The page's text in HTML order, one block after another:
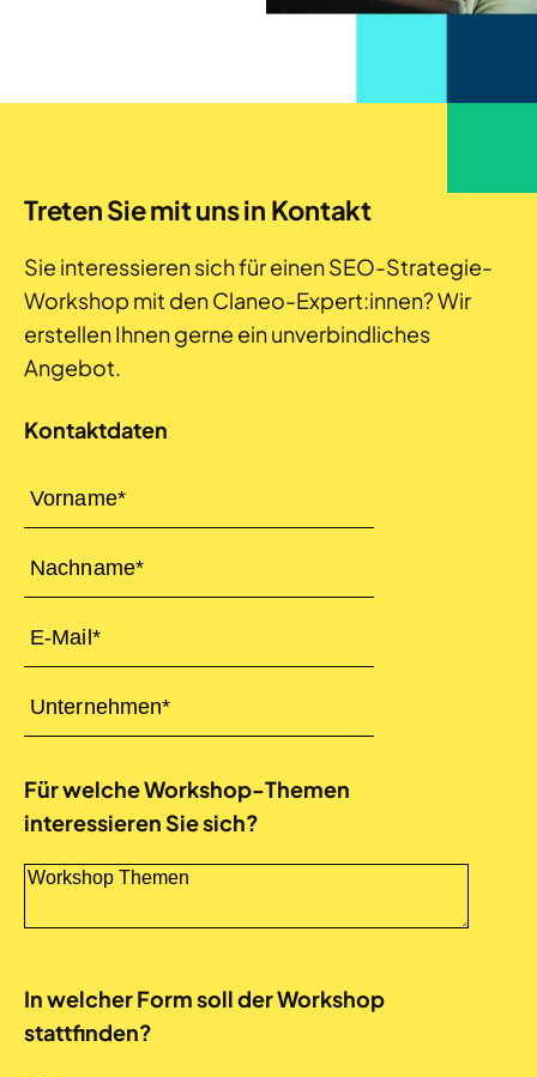
Treten Sie mit uns in Kontakt
Sie interessieren sich für einen SEO-Strategie-
Workshop mit den Claneo-Expert:innen? Wir
erstellen Ihnen gerne ein unverbindliches
Angebot.
Kontaktdaten
Für welche Workshop-Themen
interessieren Sie sich?
In welcher Form soll der Workshop
stattfinden?